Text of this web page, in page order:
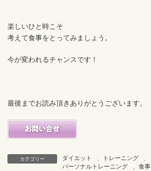
楽しいひと時こそ
考えて食事をとってみましょう。
今が変われるチャンスです！
最後までお読み頂きありがとうございます。
カテゴリー ダイエット 、 トレーニング
、
パーソナルトレーニング
、 食事